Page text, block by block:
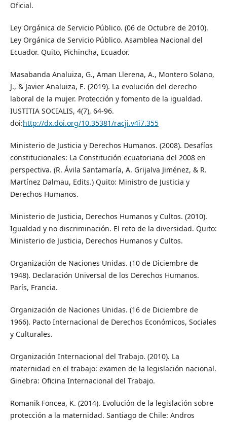
Oficial.
Ley Orgánica de Servicio Público. (06 de Octubre de 2010).
Ley Orgánica de Servicio Público. Asamblea Nacional del
Ecuador. Quito, Pichincha, Ecuador.
Masabanda Analuiza, G., Aman Llerena, A., Montero Solano,
J., & Javier Analuiza, E. (2019). La evolución del derecho
laboral de la mujer. Protección y fomento de la igualdad.
IUSTITIA SOCIALIS, 4(7), 64-96.
doi:http://dx.doi.org/10.35381/racji.v4i7.355
Ministerio de Justicia y Derechos Humanos. (2008). Desafíos
constitucionales: La Constitución ecuatoriana del 2008 en
perspectiva. (R. Ávila Santamaría, A. Grijalva Jiménez, & R.
Martínez Dalmau, Edits.) Quito: Ministro de Justicia y
Derechos Humanos.
Ministerio de Justicia, Derechos Humanos y Cultos. (2010).
Igualdad y no discriminación. El reto de la diversidad. Quito:
Ministerio de Justicia, Derechos Humanos y Cultos.
Organización de Naciones Unidas. (10 de Diciembre de
1948). Declaración Universal de los Derechos Humanos.
París, Francia.
Organización de Naciones Unidas. (16 de Diciembre de
1966). Pacto Internacional de Derechos Económicos, Sociales
y Culturales.
Organización Internacional del Trabajo. (2010). La
maternidad en el trabajo: examen de la legislación nacional.
Ginebra: Oficina Internacional del Trabajo.
Romanik Foncea, K. (2014). Evolución de la legislación sobre
protección a la maternidad. Santiago de Chile: Andros